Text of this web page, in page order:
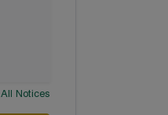
All Notices